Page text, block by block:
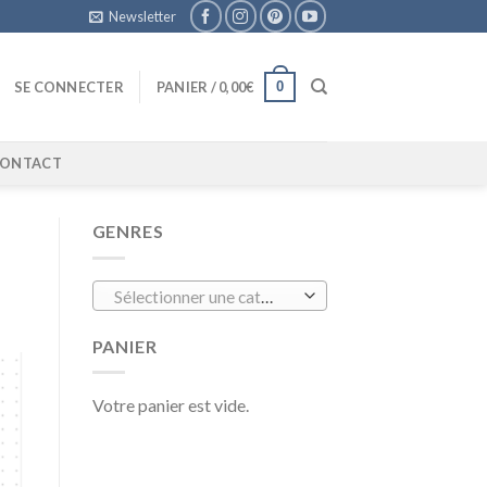
Newsletter
SE CONNECTER PANIER /0,00€ 0
GENRES
PANIER
Votre panier est vide.